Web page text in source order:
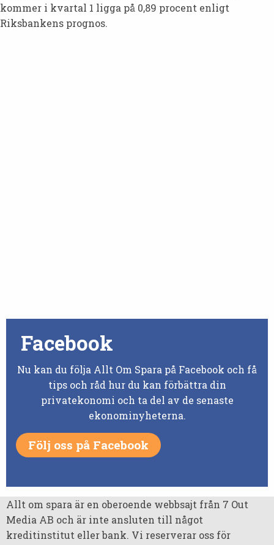
kommer i kvartal 1 ligga på 0,89 procent enligt
Riksbankens prognos.
Facebook
Nu kan du följa Allt Om Spara på Facebook och få
tips och råd hur du kan förbättra din
privatekonomi och ta del av de senaste
ekonominyheterna.
Följ oss på Facebook
Allt om spara är en oberoende webbsajt från 7 Out
Media AB och är inte ansluten till något
kreditinstitut eller bank. Vi reserverar oss för